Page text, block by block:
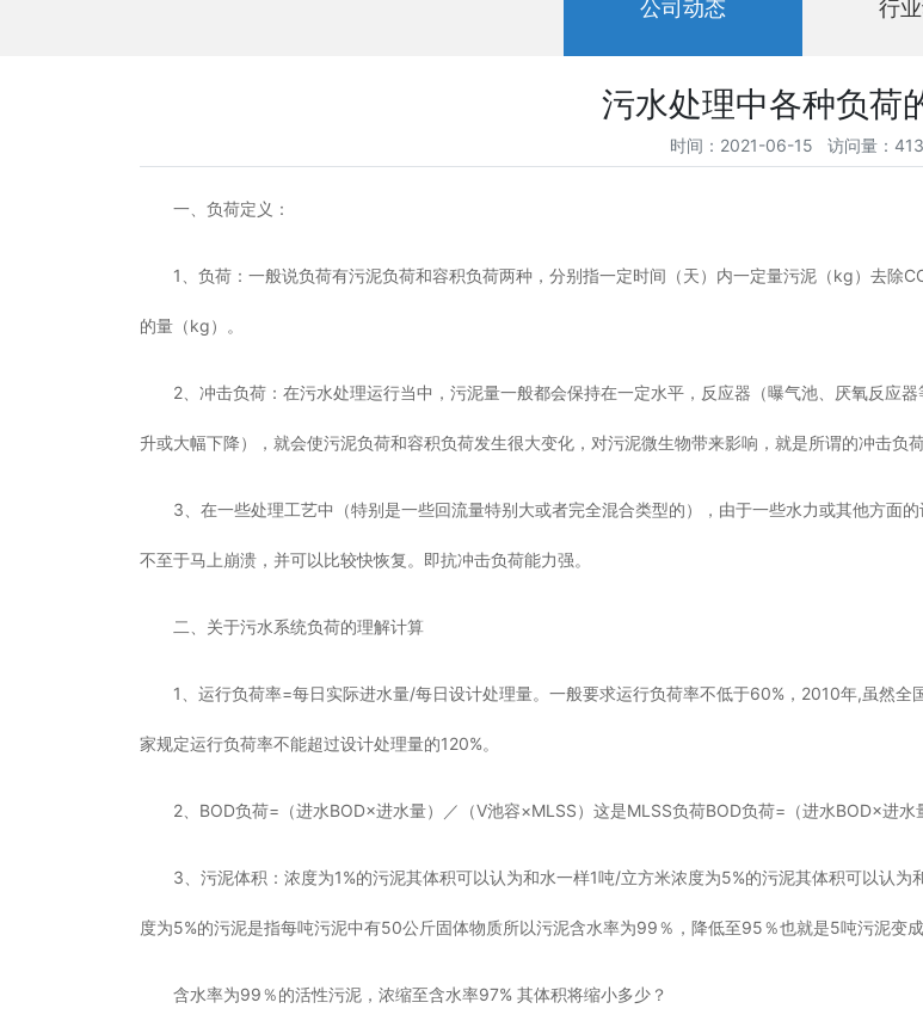
公司动态 行
污水处理中各种负荷
时间：2021-06-15 访问量：
一、负荷定义：
1、负荷：一般说负荷有污泥负荷和容积负荷两种，分别指一定时间（天）内一定量污泥（kg）去除
的量（kg）。
2、冲击负荷：在污水处理运行当中，污泥量一般都会保持在一定水平，反应器（曝气池、厌氧反应
升或大幅下降），就会使污泥负荷和容积负荷发生很大变化，对污泥微生物带来影响，就是所谓的冲击负荷
3、在一些处理工艺中（特别是一些回流量特别大或者完全混合类型的），由于一些水力或其他方面
不至于马上崩溃，并可以比较快恢复。即抗冲击负荷能力强。
二、关于污水系统负荷的理解计算
1、运行负荷率=每日实际进水量/每日设计处理量。一般要求运行负荷率不低于60%，2010年,虽然
家规定运行负荷率不能超过设计处理量的120%。
2、BOD负荷=（进水BOD×进水量）／（V池容×MLSS）这是MLSS负荷BOD负荷=（进水BOD×进水
3、污泥体积：浓度为1%的污泥其体积可以认为和水一样1吨/立方米浓度为5%的污泥其体积可以认
度为5%的污泥是指每吨污泥中有50公斤固体物质所以污泥含水率为99％，降低至95％也就是5吨污泥变
含水率为99％的活性污泥，浓缩至含水率97% 其体积将缩小多少？